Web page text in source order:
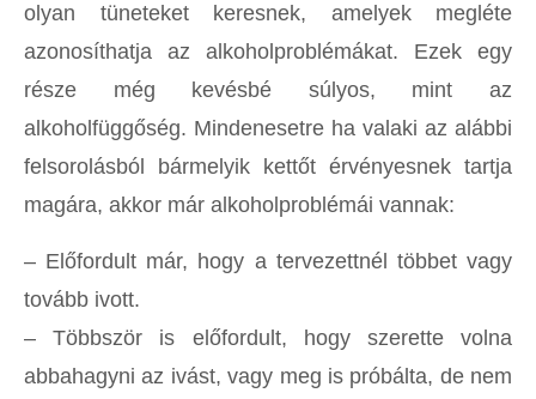
olyan tüneteket keresnek, amelyek megléte
azonosíthatja az alkoholproblémákat. Ezek egy
része még kevésbé súlyos, mint az
alkoholfüggőség. Mindenesetre ha valaki az alábbi
felsorolásból bármelyik kettőt érvényesnek tartja
magára, akkor már alkoholproblémái vannak:
– Előfordult már, hogy a tervezettnél többet vagy
tovább ivott.
– Többször is előfordult, hogy szerette volna
abbahagyni az ivást, vagy meg is próbálta, de nem